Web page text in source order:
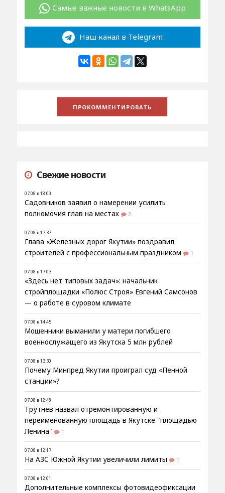
Самые важные новости в WhatsApp
Наш канал в Telegram
Свежие новости
07.08 в 18:00
Садовников заявил о намерении усилить
полномочия глав на местах
2
07.08 в 17:37
Глава «Железных дорог Якутии» поздравил
строителей с профессиональным праздником
1
07.08 в 17:03
«Здесь нет типовых задач»: начальник
стройплощадки «Полюс Строя» Евгений Самсонов
— о работе в суровом климате
07.08 в 14:45
Мошенники выманили у матери погибшего
военнослужащего из Якутска 5 млн рублей
07.08 в 13:30
Почему Минпред Якутии проиграл суд «Пенной
станции»?
07.08 в 12:48
Трутнев назвал отремонтированную и
переименованную площадь в Якутске "площадью
Ленина"
1
07.08 в 12:17
На АЗС Южной Якутии увеличили лимиты 1
07.08 в 12:01
Дополнительные комплексы фотовидеофиксации